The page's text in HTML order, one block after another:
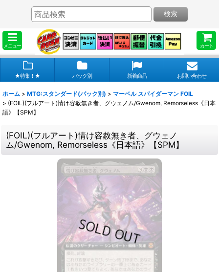
メニュー カート
検索
★特集！★ パック別 新着商品 お問い合わせ
ホーム > MTG:スタンダード(パック別) > マーベル スパイダーマン FOIL
> (FOIL)(フルアート)情け容赦無き者、グウェノム/Gwenom, Remorseless《日本
語》【SPM】
(FOIL)(フルアート)情け容赦無き者、グウェノ
ム/Gwenom, Remorseless《日本語》【SPM】